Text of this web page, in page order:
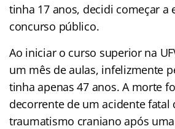
tinha 17 anos, decidi começar a
concurso público.
Ao iniciar o curso superior na
um mês de aulas, infelizmente
tinha apenas 47 anos. A morte
decorrente de um acidente fatal
traumatismo craniano após